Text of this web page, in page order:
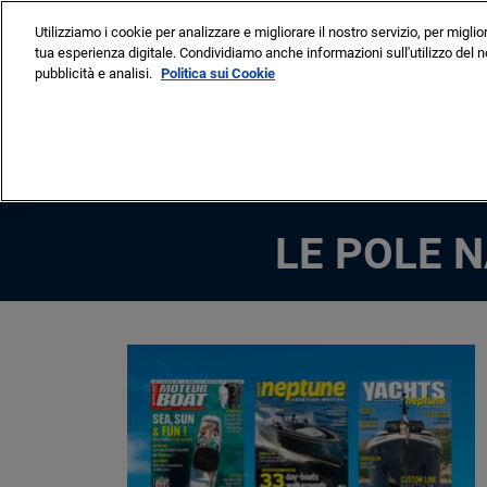
al
contenuto
8-13 Settembre 2026
Elenco
Elenco
LE POLE
Utilizziamo i cookie per analizzare e migliorare il nostro servizio, per
tua esperienza digitale. Condividiamo anche informazioni sull'utilizzo del
pubblicità e analisi. Politica sui Cookie